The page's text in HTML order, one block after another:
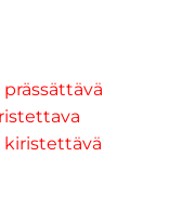
kiristettävä